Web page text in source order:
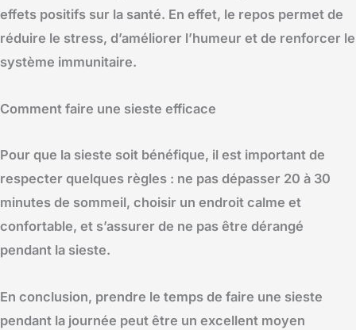
effets positifs sur la santé. En effet, le repos permet de
réduire le stress, d’améliorer l’humeur et de renforcer le
système immunitaire.
Comment faire une sieste efficace
Pour que la sieste soit bénéfique, il est important de
respecter quelques règles : ne pas dépasser 20 à 30
minutes de sommeil, choisir un endroit calme et
confortable, et s’assurer de ne pas être dérangé
pendant la sieste.
En conclusion, prendre le temps de faire une sieste
pendant la journée peut être un excellent moyen